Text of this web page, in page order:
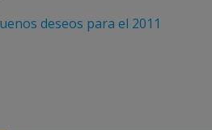
deseos para el 2011